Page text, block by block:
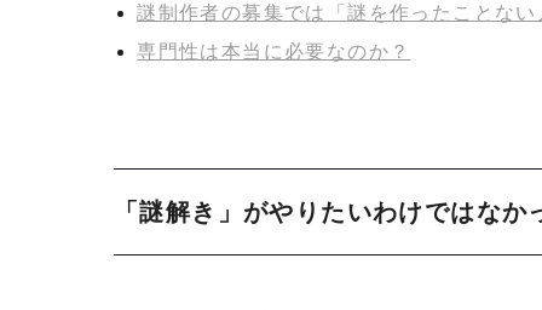
謎制作者の募集では「謎を作ったことない
専門性は本当に必要なのか？
「謎解き」がやりたいわけではなか